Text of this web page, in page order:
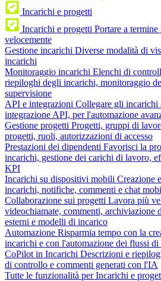
Incarichi e progetti
Incarichi e progetti Portare a
velocemente
Gestione incarichi Diverse modalità di
incarichi
Monitoraggio incarichi Elenchi di
riepiloghi degli incarichi, monitoraggio
supervisione
API e integrazioni Collegare gli incarichi
integrazione API, per l'automazione
Gestione progetti Progetti, gruppi di
progetti, ruoli, autorizzazioni di accesso
Prestazioni dei dipendenti Favorisci la
incarichi, gestione dei carichi di lavoro,
KPI
Incarichi su dispositivi mobili Creazione
incarichi, notifiche, commenti e chat
Collaborazione sui progetti Lavora più
videochiamate, commenti, archiviazione
esterni e modelli di incarico
Automazione Risparmia tempo con la
incarichi e con l'automazione dei flussi
CoPilot in Incarichi Descrizioni e
di controllo e commenti generati con l'IA
Tutte le funzionalità per Incarichi e